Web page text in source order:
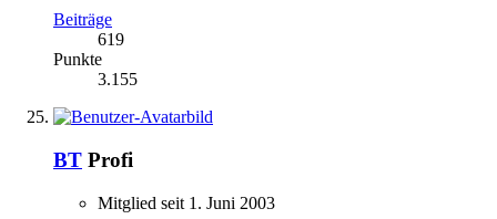
Beiträge
619
Punkte
3.155
BT Profi
Mitglied seit 1. Juni 2003